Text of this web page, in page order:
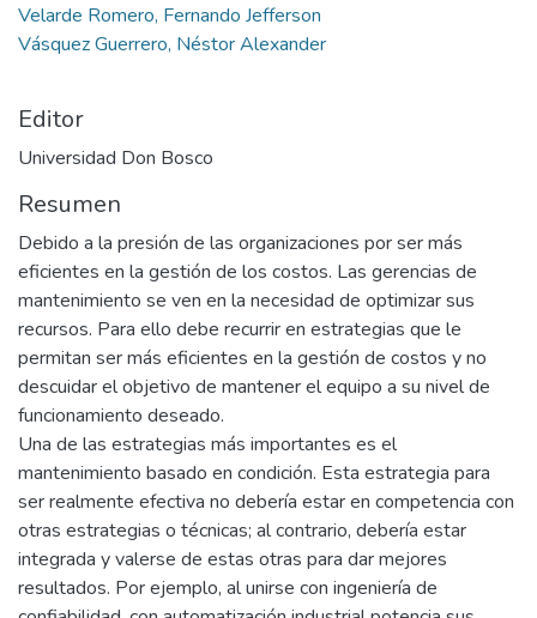
Velarde Romero, Fernando Jefferson
Vásquez Guerrero, Néstor Alexander
Editor
Universidad Don Bosco
Resumen
Debido a la presión de las organizaciones por ser más
eficientes en la gestión de los costos. Las gerencias de
mantenimiento se ven en la necesidad de optimizar sus
recursos. Para ello debe recurrir en estrategias que le
permitan ser más eficientes en la gestión de costos y no
descuidar el objetivo de mantener el equipo a su nivel de
funcionamiento deseado.
Una de las estrategias más importantes es el
mantenimiento basado en condición. Esta estrategia para
ser realmente efectiva no debería estar en competencia con
otras estrategias o técnicas; al contrario, debería estar
integrada y valerse de estas otras para dar mejores
resultados. Por ejemplo, al unirse con ingeniería de